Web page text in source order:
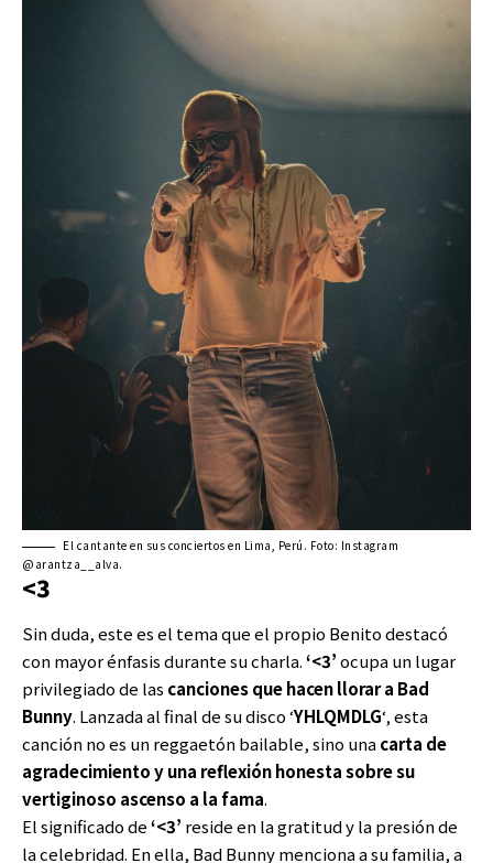
El cantante en sus conciertos en Lima, Perú. Foto: Instagram
@arantza__alva.
<3
Sin duda, este es el tema que el propio Benito destacó
con mayor énfasis durante su charla.‘<3’ocupa un lugar
privilegiado de las canciones que hacen llorar a Bad
Bunny. Lanzada al final de su disco ‘YHLQMDLG‘, esta
canción no es un reggaetón bailable, sino unacarta de
agradecimiento y una reflexión honesta sobre su
vertiginoso ascenso a la fama.
El significado de‘<3’ reside en la gratitud y la presión de
la celebridad. En ella, Bad Bunny menciona a su familia, a